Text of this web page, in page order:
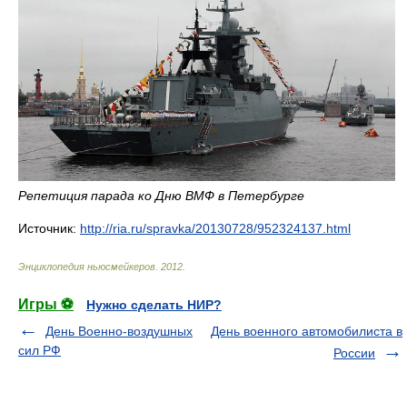
Репетиция парада ко Дню ВМФ в Петербурге
Источник: http://ria.ru/spravka/20130728/952324137.html
Энциклопедия ньюсмейкеров 2012
Игры ⚽
Нужно сделать НИР?
День Военно-воздушных
сил РФ
День военного автомобилиста в
России